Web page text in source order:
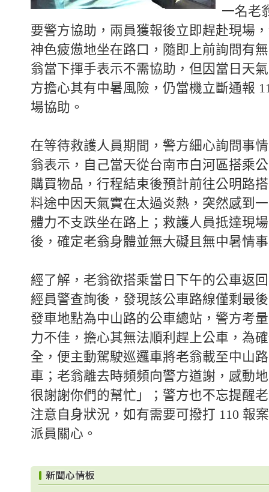
一名老
要警方協助，兩員獲報後立即趕赴現場
神色疲憊地坐在路口，隨即上前詢問有
翁當下揮手表示不需協助，但因當日天
方擔心其有中暑風險，仍當機立斷通報
場協助。
在等待救護人員期間，警方細心詢問事
翁表示，自己當天從台南市白河區搭乘
購買物品，行程結束後預計前往公明路
料途中因天氣實在太過炎熱，突然感到
體力不支跌坐在路上；救護人員抵達現
後，確定老翁身體並無大礙且無中暑情
經了解，老翁欲搭乘當日下午的公車返
經員警查詢後，發現該公車路線僅剩最
發車地點為中山路的公車總站，警方考
力不佳，擔心其無法順利趕上公車，為
全，便主動駕駛巡邏車將老翁載至中山
車；老翁離去時頻頻向警方道謝，感動
很謝謝你們的幫忙」；警方也不忘提醒
注意自身狀況，如有需要可撥打 110 報
派員關心。